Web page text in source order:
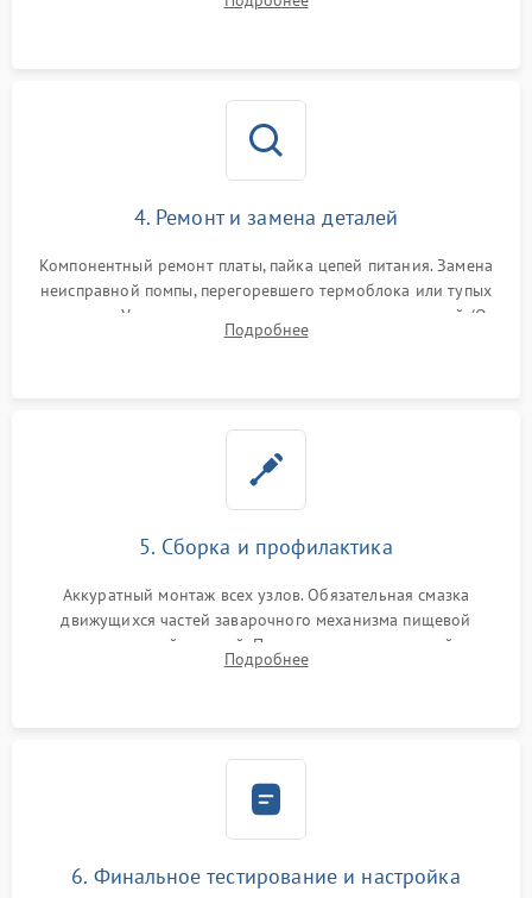
жерновов кофемолки, уплотнительных колец гидросистемы
4. Ремонт и замена деталей
Компонентный ремонт платы, пайка цепей питания. Замена
неисправной помпы, перегоревшего термоблока или тупых
жерновов. Установка новых силиконовых уплотнителей (O-
ring) и тефлоновых трубок для надежного устранения
Подробнее
5. Сборка и профилактика
Аккуратный монтаж всех узлов. Обязательная смазка
движущихся частей заварочного механизма пищевой
силиконовой смазкой. Проведение программной
декальцинации и очистки системы от кофейных масел.
Подробнее
6. Финальное тестирование и настройка